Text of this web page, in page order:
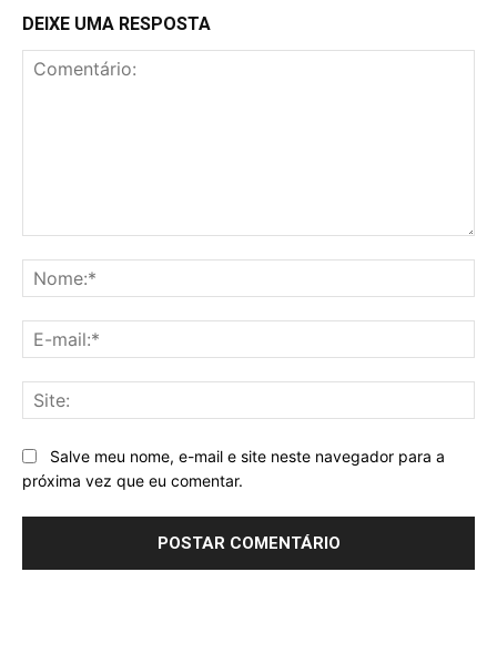
DEIXE UMA RESPOSTA
Salve meu nome, e-mail e site neste navegador para a
próxima vez que eu comentar.